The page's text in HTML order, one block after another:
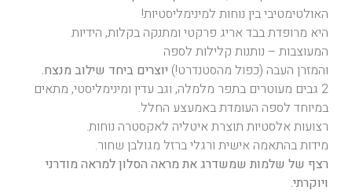
האולטימטיבי בין נוחות למינימליסטיות!
היא מרופדת בבד אריג פרקטי ומתנקה בקלות, הידיות
המעוצבות – נותנות קלילות לספה
והמזרן העבה (כפול מהסטנדרט!) יוצרים ביחד שילוב מנצח.
2 גבים מעוטרים בתפר מלמלה, וגב עדין ומינימליסטי, מתאים
במיוחד לספה העומדת באמעצע החלל.
רצועות אלסטיות תוצרת איטליה לאקסטרה נוחות.
מידות בהתאמה אישית ורגלי ברזל מגולבן שחור.
רצף של שלמות שמשדרג את מראה הסלון למראה מודרני
ויוקרתי.